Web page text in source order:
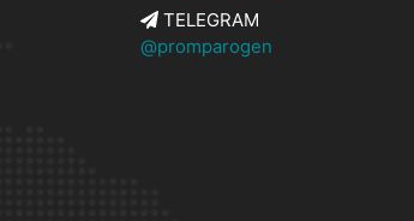
TELEGRAM
@promparogen